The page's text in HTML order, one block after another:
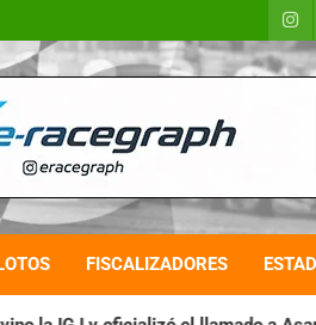
FISCALIZADORES